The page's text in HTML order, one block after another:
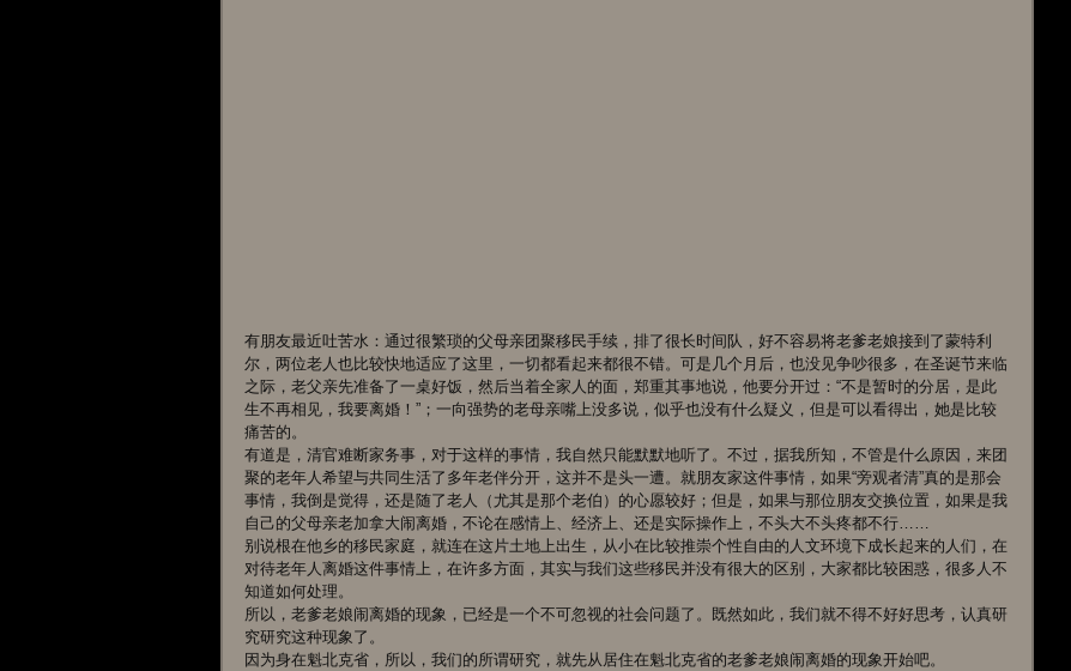
有朋友最近吐苦水：通过很繁琐的父母亲团聚移民手续，排了很长时间队，好不容易将老爹老娘接到了蒙特利
尔，两位老人也比较快地适应了这里，一切都看起来都很不错。可是几个月后，也没见争吵很多，在圣诞节来临
之际，老父亲先准备了一桌好饭，然后当着全家人的面，郑重其事地说，他要分开过：“不是暂时的分居，是此
生不再相见，我要离婚！”；一向强势的老母亲嘴上没多说，似乎也没有什么疑义，但是可以看得出，她是比较
痛苦的。
有道是，清官难断家务事，对于这样的事情，我自然只能默默地听了。不过，据我所知，不管是什么原因，来团
聚的老年人希望与共同生活了多年老伴分开，这并不是头一遭。就朋友家这件事情，如果“旁观者清”真的是那会
事情，我倒是觉得，还是随了老人（尤其是那个老伯）的心愿较好；但是，如果与那位朋友交换位置，如果是我
自己的父母亲老加拿大闹离婚，不论在感情上、经济上、还是实际操作上，不头大不头疼都不行……
别说根在他乡的移民家庭，就连在这片土地上出生，从小在比较推崇个性自由的人文环境下成长起来的人们，在
对待老年人离婚这件事情上，在许多方面，其实与我们这些移民并没有很大的区别，大家都比较困惑，很多人不
知道如何处理。
所以，老爹老娘闹离婚的现象，已经是一个不可忽视的社会问题了。既然如此，我们就不得不好好思考，认真研
究研究这种现象了。
因为身在魁北克省，所以，我们的所谓研究，就先从居住在魁北克省的老爹老娘闹离婚的现象开始吧。